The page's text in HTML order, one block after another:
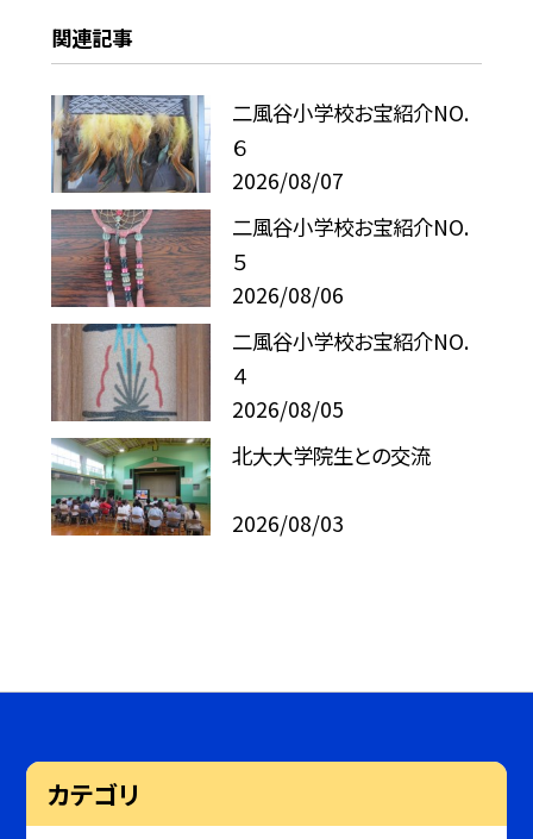
関連記事
二風谷小学校お宝紹介NO.
６
2026/08/07
二風谷小学校お宝紹介NO.
５
2026/08/06
二風谷小学校お宝紹介NO.
４
2026/08/05
北大大学院生との交流
2026/08/03
カテゴリ